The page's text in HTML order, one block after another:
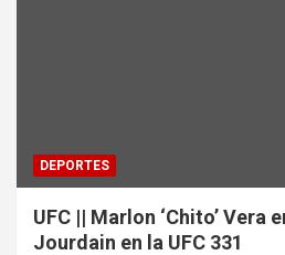
DEPORTES
UFC || Marlon ‘Chito’ Vera
Jourdain en la UFC 331